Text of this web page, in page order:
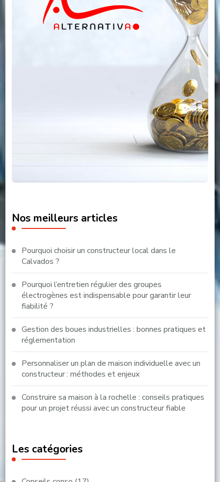
Nos meilleurs articles
Pourquoi choisir un constructeur local dans le
Calvados ?
Pourquoi l’entretien régulier des groupes
électrogènes est indispensable pour garantir leur
fiabilité ?
Gestion des boues industrielles : bonnes pratiques et
réglementation
Personnaliser un plan de maison individuelle avec un
constructeur : méthodes et enjeux
Construire sa maison à la rochelle : conseils pratiques
pour un projet réussi avec un constructeur fiable
Les catégories